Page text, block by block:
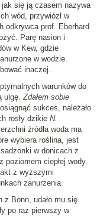
jak się ją czasem nazywa
wód, przywiózł w
odkrywca prof. Eberhard
Parę nasion i
w Kew, gdzie
w wodzie.
inaczej.
warunków do
ulgę.Zdałem sobie
sukces, należało
rosły dzikie N.
źródła woda ma
wybiera roślina, jest
w donicach z
poziomem ciepłej wody.
z wyższymi
zanurzenia.
z Bonn, udało mu się
po raz pierwszy w